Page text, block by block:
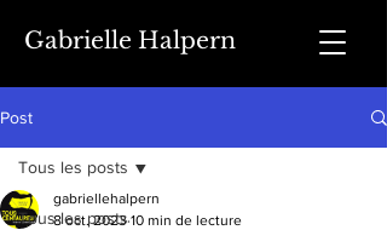
Gabrielle Halpern
Post
Tous les posts
Tous les posts
gabriellehalpern
8 oct. 2023 10 min de lecture